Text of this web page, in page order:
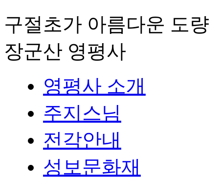
구절초가 아름다운 도량
장군산 영평사
영평사 소개
주지스님
전각안내
성보문화재